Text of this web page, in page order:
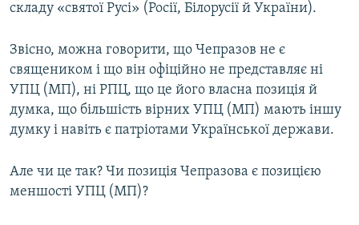
складу «святої Русі» (Росії, Білорусії й України).
Звісно, можна говорити, що Чепразов не є
священиком і що він офіційно не представляє ні
УПЦ (МП), ні РПЦ, що це його власна позиція й
думка, що більшість вірних УПЦ (МП) мають іншу
думку і навіть є патріотами Української держави.
Але чи це так? Чи позиція Чепразова є позицією
меншості УПЦ (МП)?